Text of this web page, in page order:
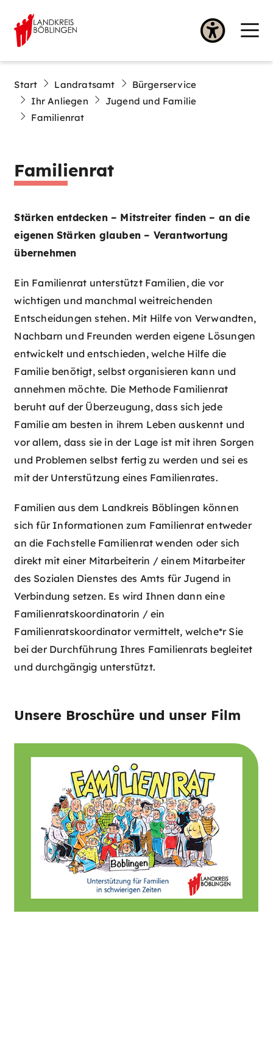
Start Landratsamt
Bürgerservice
Ihr Anliegen
Jugend und Familie
Familienrat
Familienrat
Stärken entdecken – Mitstreiter finden – an die
eigenen Stärken glauben – Verantwortung
übernehmen
Ein Familienrat unterstützt Familien, die vor
wichtigen und manchmal weitreichenden
Entscheidungen stehen. Mit Hilfe von Verwandten,
Nachbarn und Freunden werden eigene Lösungen
entwickelt und entschieden, welche Hilfe die
Familie benötigt, selbst organisieren kann und
annehmen möchte. Die Methode Familienrat
beruht auf der Überzeugung, dass sich jede
Familie am besten in ihrem Leben auskennt und
vor allem, dass sie in der Lage ist mit ihren Sorgen
und Problemen selbst fertig zu werden und sei es
mit der Unterstützung eines Familienrates.
Familien aus dem Landkreis Böblingen können
sich für Informationen zum Familienrat entweder
an die Fachstelle Familienrat wenden oder sich
direkt mit einer Mitarbeiterin / einem Mitarbeiter
des Sozialen Dienstes des Amts für Jugend in
Verbindung setzen. Es wird Ihnen dann eine
Familienratskoordinatorin / ein
Familienratskoordinator vermittelt, welche*r Sie
bei der Durchführung Ihres Familienrats begleitet
und durchgängig unterstützt.
Unsere Broschüre und unser Film